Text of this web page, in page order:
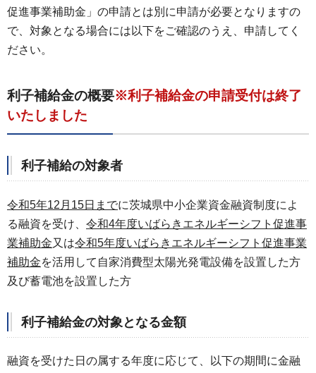
促進事業補助金」の申請とは別に申請が必要となりますの
で、対象となる場合には以下をご確認のうえ、申請してく
ださい。
利子補給金の概要※利子補給金の申請受付は終了
いたしました
利子補給の対象者
令和5年12月15日までに茨城県中小企業資金融資制度によ
る融資を受け、 令和4年度いばらきエネルギーシフト促進事
業補助金又は令和5年度いばらきエネルギーシフト促進事業
補助金を活用して自家消費型太陽光発電設備を設置した方
及び蓄電池を設置した方
利子補給金の対象となる金額
融資を受けた日の属する年度に応じて、以下の期間に金融